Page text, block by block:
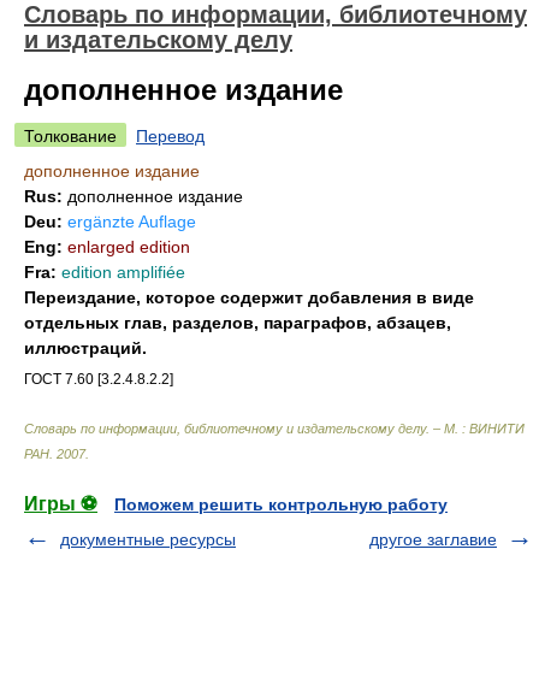
Словарь по информации, библиотечному
и издательскому делу
дополненное издание
Толкование
Перевод
дополненное издание
Rus: дополненное издание
Deu: ergänzte Auflage
Eng: enlarged edition
Fra: edition amplifiée
Переиздание, которое содержит добавления в виде
отдельных глав, разделов, параграфов, абзацев,
иллюстраций.
ГОСТ 7.60 [3.2.4.8.2.2]
Словарь по информации, библиотечному и издательскому делу. – М. : ВИНИТИ
РАН 2007.
Игры ⚽
Поможем решить контрольную работу
документные ресурсы
другое заглавие